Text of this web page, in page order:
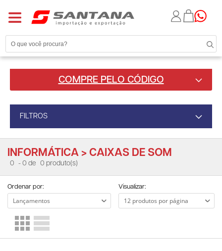
COMPRE PELO CÓDIGO
FILTROS
INFORMÁTICA > CAIXAS DE SOM
0 - 0 de 0 produto(s)
Ordenar por: Visualizar: